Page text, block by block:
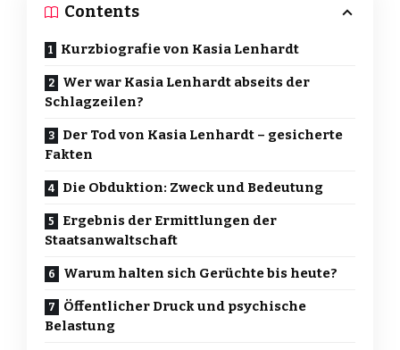
Contents
Kurzbiografie von Kasia Lenhardt
Wer war Kasia Lenhardt abseits der
Schlagzeilen?
Der Tod von Kasia Lenhardt – gesicherte
Fakten
Die Obduktion: Zweck und Bedeutung
Ergebnis der Ermittlungen der
Staatsanwaltschaft
Warum halten sich Gerüchte bis heute?
Öffentlicher Druck und psychische
Belastung